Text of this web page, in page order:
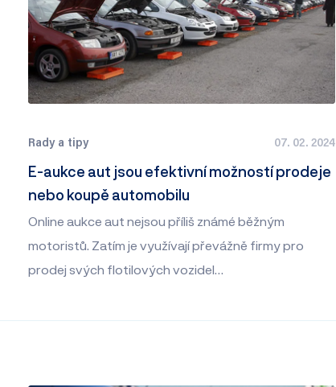
Rady a tipy 07. 02. 2024
E-aukce aut jsou efektivní možností prodeje
nebo koupě automobilu
Online aukce aut nejsou příliš známé běžným
motoristů. Zatím je využívají převážně firmy pro
prodej svých flotilových vozidel…